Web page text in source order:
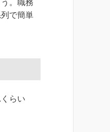
。職務
で簡単
らい